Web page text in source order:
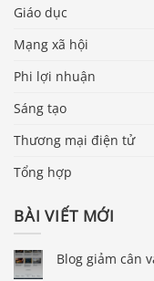
Giáo dục
Mạng xã hội
Phi lợi nhuận
Sáng tạo
Thương mại điện tử
Tổng hợp
BÀI VIẾT MỚI
Blog giảm cân